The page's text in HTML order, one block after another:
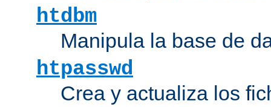
htdbm
Manipula la base de
htpasswd
Crea y actualiza los